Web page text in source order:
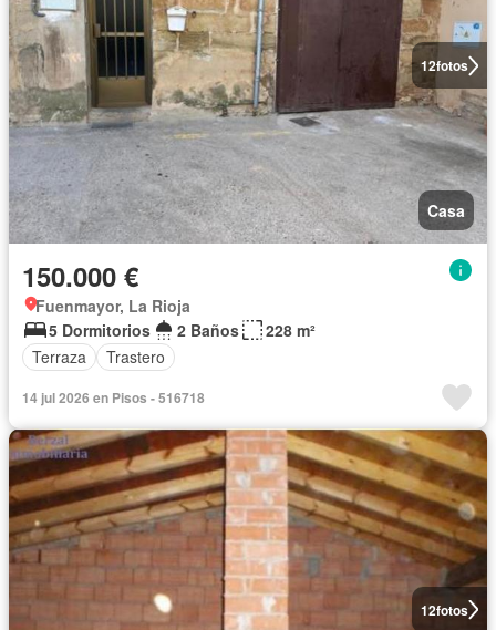
12fotos
Casa
150.000 €
Fuenmayor, La Rioja
5 Dormitorios
2 Baños
228 m²
Terraza
Trastero
14 jul 2026 en Pisos - 516718
12fotos